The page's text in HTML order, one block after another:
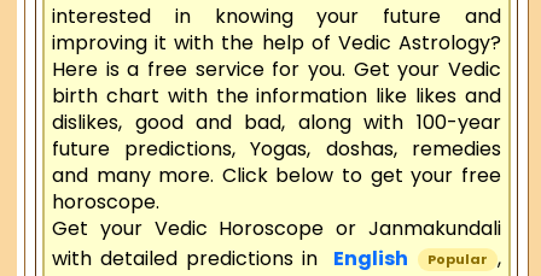
interested in knowing your future and
improving it with the help of Vedic Astrology?
Here is a free service for you. Get your Vedic
birth chart with the information like likes and
dislikes, good and bad, along with 100-year
future predictions, Yogas, doshas, remedies
and many more. Click below to get your free
horoscope.
Get your Vedic Horoscope or Janmakundali
with detailed predictions in
English Popular ,